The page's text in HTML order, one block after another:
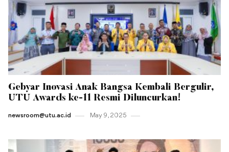
Gebyar Inovasi Anak Bangsa Kembali Bergulir,
UTU Awards ke-11 Resmi Diluncurkan!
newsroom@utu.ac.id May 9 , 2025